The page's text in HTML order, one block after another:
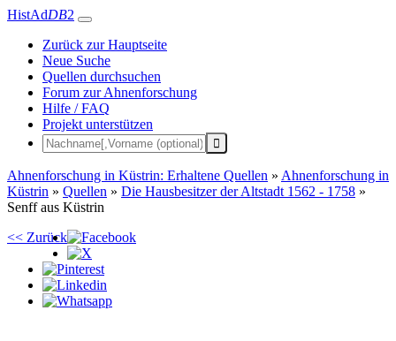
HistAdDB2
Zurück zur Hauptseite
Neue Suche
Quellen durchsuchen
Forum zur Ahnenforschung
Hilfe / FAQ
Projekt unterstützen
Ahnenforschung in Küstrin: Erhaltene Quellen » Ahnenforschung in
Küstrin » Quellen » Die Hausbesitzer der Altstadt 1562 - 1758 »
Senff aus Küstrin
<< Zurück